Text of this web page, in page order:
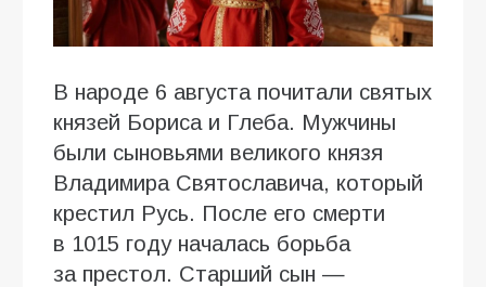
В народе 6 августа почитали святых
князей Бориса и Глеба. Мужчины
были сыновьями великого князя
Владимира Святославича, который
крестил Русь. После его смерти
в 1015 году началась борьба
за престол. Старший сын —